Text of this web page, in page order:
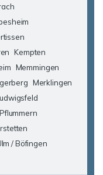
Kempten
Memmingen
Merklingen
/ Böfingen